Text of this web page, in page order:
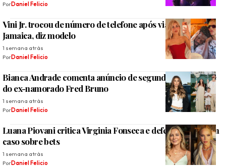
PorDaniel Felicio
Vini Jr. trocou de número de telefone após viagem à
Jamaica, diz modelo
1 semana atrás
PorDaniel Felicio
Bianca Andrade comenta anúncio de segunda paternidade
do ex-namorado Fred Bruno
1 semana atrás
PorDaniel Felicio
Luana Piovani critica Virginia Fonseca e defende prisão em
caso sobre bets
1 semana atrás
PorDaniel Felicio